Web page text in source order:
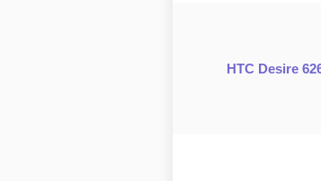
HTC Desire